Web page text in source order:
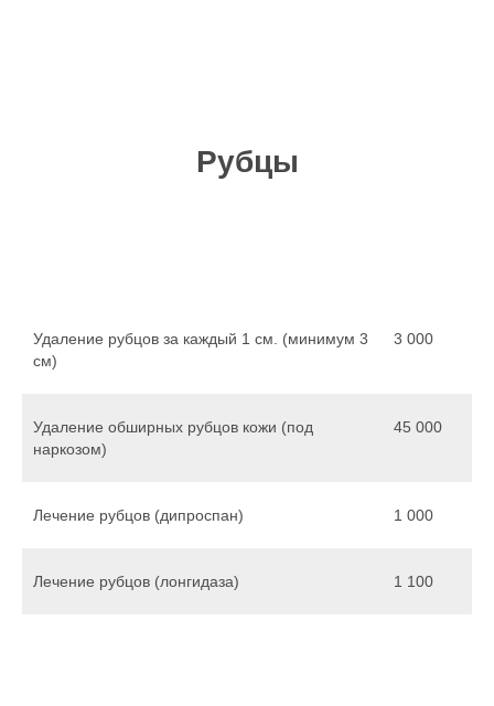
Рубцы
Удаление рубцов за каждый 1 см. (минимум 3
см)
3 000
Удаление обширных рубцов кожи (под
наркозом)
45 000
Лечение рубцов (дипроспан) 1 000
Лечение рубцов (лонгидаза) 1 100